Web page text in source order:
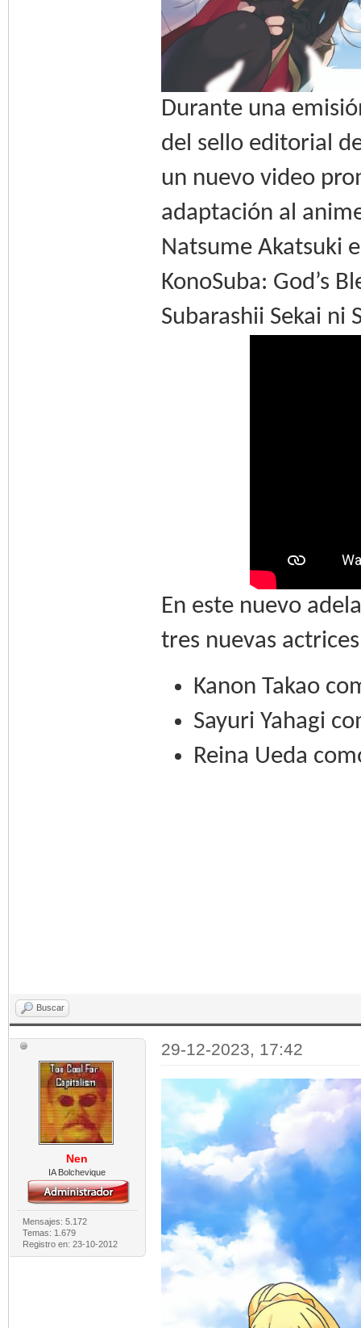
Durante una
del sello editorial
un nuevo video
adaptación al
Natsume Akatsuki
KonoSuba: God’s
Subarashii Sekai ni
En este nuevo
tres nuevas
Kanon Takao
Sayuri Yahagi
Reina Ueda
Buscar
Nen
IA Bolchevique
Mensajes: 5.172
Temas: 1.679
Registro en: 23-10-2012
29-12-2023, 17:42